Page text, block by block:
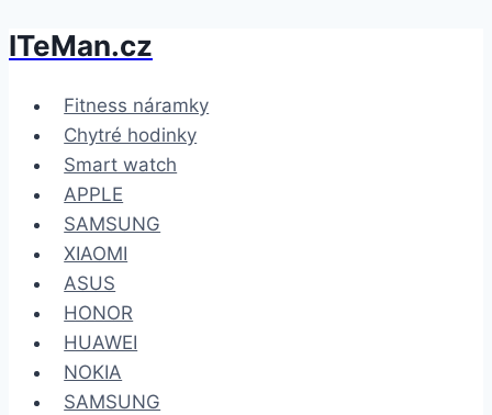
Přeskočit
obsah
ITeMan.cz
Fitness náramky
Chytré hodinky
Smart watch
APPLE
SAMSUNG
XIAOMI
ASUS
HONOR
HUAWEI
NOKIA
SAMSUNG